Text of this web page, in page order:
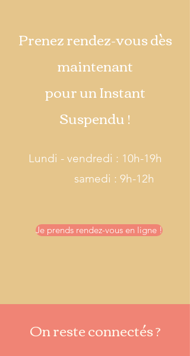
Prenez rendez-vous dès
maintenant
pour un Instant
Suspendu !
Lundi - vendredi : 10h-19h
samedi : 9h-12h
Je prends rendez-vous en ligne !
On reste connectés ?